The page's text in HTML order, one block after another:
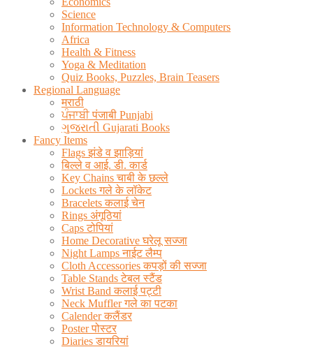
Science
Information Technology & Computers
Africa
Health & Fitness
Yoga & Meditation
Quiz Books, Puzzles, Brain Teasers
Regional Language
मराठी
ਪੰਜਾਬੀ पंजाबी Punjabi
ગુજરાતી Gujarati Books
Fancy Items
Flags झंडे व झाड़ियां
बिल्ले व आई. डी. कार्ड
Key Chains चाबी के छल्ले
Lockets गले के लॉकेट
Bracelets कलाई चेन
Rings अंगूठियां
Caps टोपियां
Home Decorative घरेलू सज्जा
Night Lamps नाईट लैम्प
Cloth Accessories कपड़ों की सज्जा
Table Stands टेबल स्टैंड
Wrist Band कलाई पट्टी
Neck Muffler गले का पटका
Calender कलैंडर
Poster पोस्टर
Diaries डायरियां